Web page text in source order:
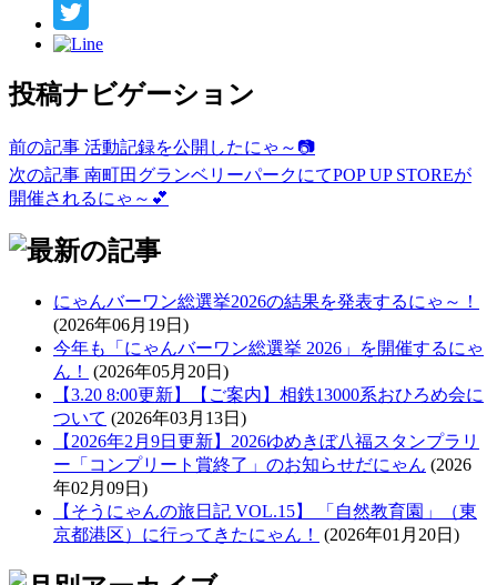
投稿ナビゲーション
前の記事 活動記録を公開したにゃ～📷
次の記事 南町田グランベリーパークにてPOP UP STOREが
開催されるにゃ～💕
にゃんバーワン総選挙2026の結果を発表するにゃ～！
(2026年06月19日)
今年も「にゃんバーワン総選挙 2026」を開催するにゃ
ん！
(2026年05月20日)
【3.20 8:00更新】【ご案内】相鉄13000系おひろめ会に
ついて (2026年03月13日)
【2026年2月9日更新】2026ゆめきぼ八福スタンプラリ
ー「コンプリート賞終了」のお知らせだにゃん (2026
年02月09日)
【そうにゃんの旅日記 VOL.15】 「自然教育園」（東
京都港区）に行ってきたにゃん！
(2026年01月20日)